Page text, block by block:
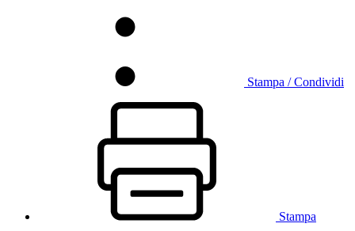
Stampa / Condividi
Stampa